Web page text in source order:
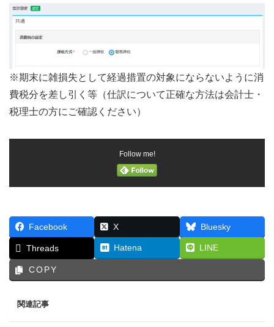
※期末に雑損失として経過措置の対象にならないように消
費税分を差し引く等（仕訳について正確な方法は会計士・
税理士の方にご確認ください）
Follow me!
Facebook X Bluesky
Threads Hatena LINE
COPY
関連記事